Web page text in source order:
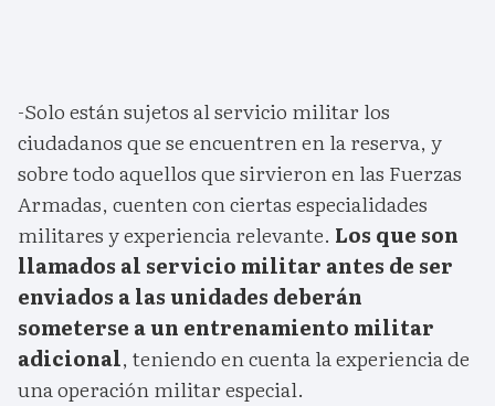
-Solo están sujetos al servicio militar los
ciudadanos que se encuentren en la reserva, y
sobre todo aquellos que sirvieron en las Fuerzas
Armadas, cuenten con ciertas especialidades
militares y experiencia relevante. Los que son
llamados al servicio militar antes de ser
enviados a las unidades deberán
someterse a un entrenamiento militar
adicional, teniendo en cuenta la experiencia de
una operación militar especial.